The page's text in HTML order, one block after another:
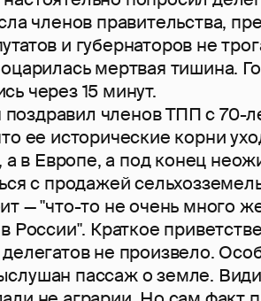
членов правительства,
и губернаторов не
мертвая тишина.
через 15 минут.
членов ТПП с 70-
ее исторические корни
а в Европе, а под конец
с продажей
— "что-то не очень много
России". Краткое
не произвело.
пассаж о земле.